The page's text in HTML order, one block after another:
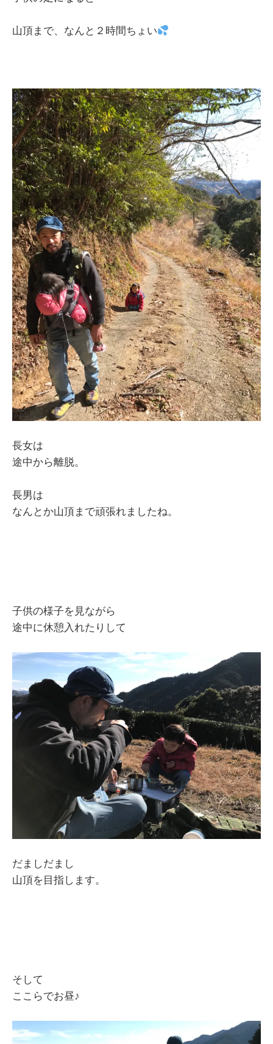
山頂まで、なんと２時間ちょい
長女は
途中から離脱。
長男は
なんとか山頂まで頑張れましたね。
子供の様子を見ながら
途中に休憩入れたりして
だましだまし
山頂を目指します。
そして
ここらでお昼♪